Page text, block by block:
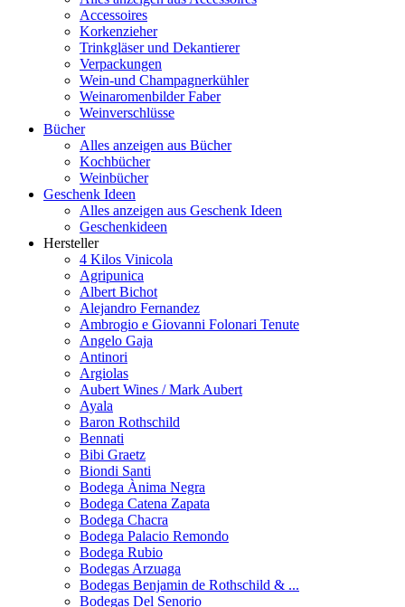
Accessoires
Korkenzieher
Trinkgläser und Dekantierer
Verpackungen
Wein-und Champagnerkühler
Weinaromenbilder Faber
Weinverschlüsse
Bücher
Alles anzeigen aus Bücher
Kochbücher
Weinbücher
Geschenk Ideen
Alles anzeigen aus Geschenk Ideen
Geschenkideen
Hersteller
4 Kilos Vinicola
Agripunica
Albert Bichot
Alejandro Fernandez
Ambrogio e Giovanni Folonari Tenute
Angelo Gaja
Antinori
Argiolas
Aubert Wines / Mark Aubert
Ayala
Baron Rothschild
Bennati
Bibi Graetz
Biondi Santi
Bodega Ànima Negra
Bodega Catena Zapata
Bodega Chacra
Bodega Palacio Remondo
Bodega Rubio
Bodegas Arzuaga
Bodegas Benjamin de Rothschild & ...
Bodegas Del Senorio